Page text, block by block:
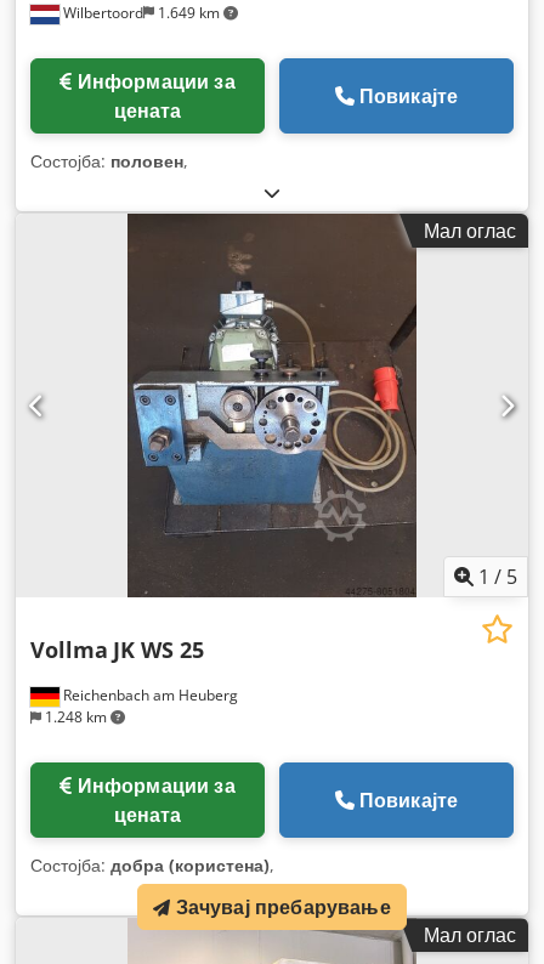
Wilbertoord 1.649 km
цената
Повикајте
Состојба: половен,
Мал оглас
1 / 5
Reichenbach am Heuberg
1.248 km
Vollma JK WS 25
цената
Повикајте
Состојба: добра (користена),
Мал оглас
Зачувај пребарување